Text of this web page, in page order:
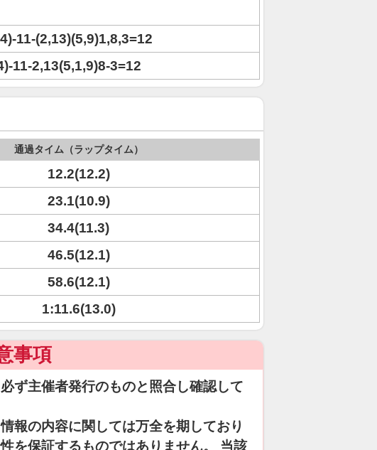
11-(2,13)(5,9)1,8,3=12
11-2,13(5,1,9)8-3=12
通過タイム（ラップタイム）
12.2(12.2)
23.1(10.9)
34.4(11.3)
46.5(12.1)
58.6(12.1)
1:11.6(13.0)
事項
ず主催者発行のものと照合し確認して
報の内容に関しては万全を期しており
を保証するものではありません。 当該